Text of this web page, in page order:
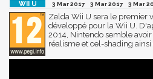
3 Mar 2017
3 Mar 2017 3 Mar
Zelda Wii U sera le premier
développé pour la Wii U.
2014, Nintendo semble
réalisme et cel-shading